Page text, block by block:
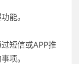
能。
短信或APP推
项。